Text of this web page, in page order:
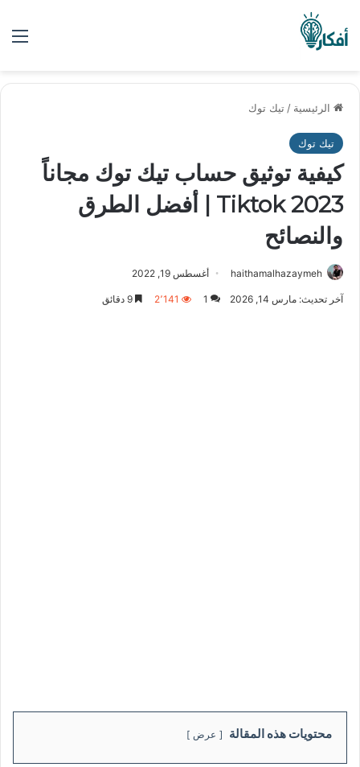
الرئيسية / تيك توك
تيك توك
كيفية توثيق حساب تيك توك مجاناً
2023 Tiktok | أفضل الطرق
والنصائح
haithamalhazaymeh أغسطس 19, 2022
آخر تحديث: مارس 14, 2026 1 2٬141
محتويات هذه المقالة عرض